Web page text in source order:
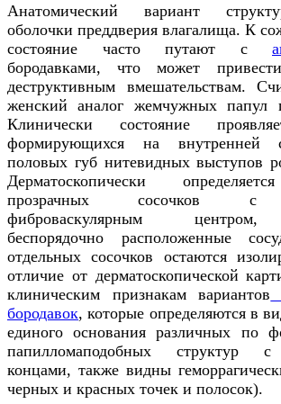
Анатомический вариант
оболочки преддвериявлагалища. К
состояние часто путают с
бородавками, чтоможет прив
деструктивным вмешательствам.
женский аналог жемчужных папул
Клинически состояние
формирующихся на внутренней
половых губ нитевидных выступов
Дерматоскопически
прозрачных сосочков с
фиброваскулярным
беспорядочно расположенные
отдельных сосочков остаются
отличие от дерматоскопической
клиническим признакам вариантов
бородавок, которые определяются в
единого основания различных по
папилломаподобных структур с
концами, также видны
черных и красных точек и полосок).